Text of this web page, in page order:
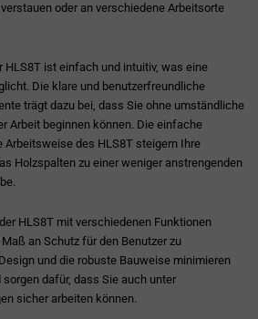
oder an verschiedene Arbeitsorte
HLS8T ist einfach und intuitiv, was eine
Die klare und benutzerfreundliche
trägt dazu bei, dass Sie ohne umständliche
Arbeit beginnen können. Die einfache
Arbeitsweise des HLS8T steigern Ihre
Holzspalten zu einer weniger anstrengenden
HLS8T mit verschiedenen Funktionen
an Schutz für den Benutzer zu
und die robuste Bauweise minimieren
dafür, dass Sie auch unter
sicher arbeiten können.